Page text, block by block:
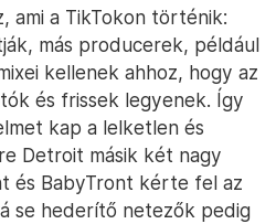
ami a TikTokon történik:
más producerek, például
kellenek ahhoz, hogy az
és frissek legyenek. Így
kap a lelketlen és
Detroit másik két nagy
és BabyTront kérte fel az
se hederítő netezők pedig